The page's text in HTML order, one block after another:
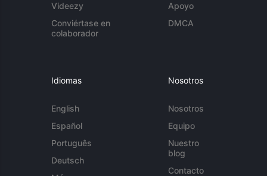
Videezy
Conviértase en
colaborador
Apoyo
DMCA
Idiomas
English
Español
Português
Deutsch
Nosotros
Nosotros
Equipo
Nuestro
blog
Contacto